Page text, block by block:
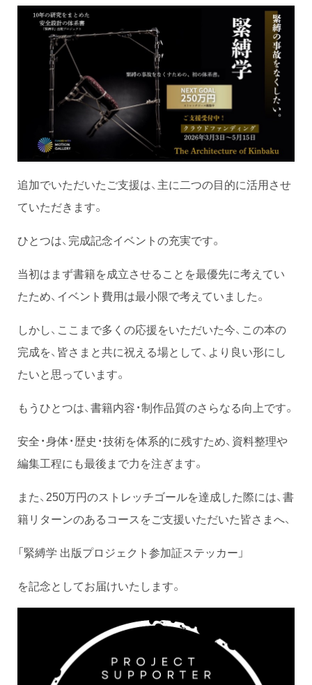
追加でいただいたご支援は、主に二つの目的に活用させ
ていただきます。
ひとつは、完成記念イベントの充実です。
当初はまず書籍を成立させることを最優先に考えてい
たため、イベント費用は最小限で考えていました。
しかし、ここまで多くの応援をいただいた今、この本の
完成を、皆さまと共に祝える場として、より良い形にし
たいと思っています。
もうひとつは、書籍内容・制作品質のさらなる向上です。
安全・身体・歴史・技術を体系的に残すため、資料整理や
編集工程にも最後まで力を注ぎます。
また、250万円のストレッチゴールを達成した際には、書
籍リターンのあるコースをご支援いただいた皆さまへ、
「緊縛学 出版プロジェクト参加証ステッカー」
を記念としてお届けいたします。